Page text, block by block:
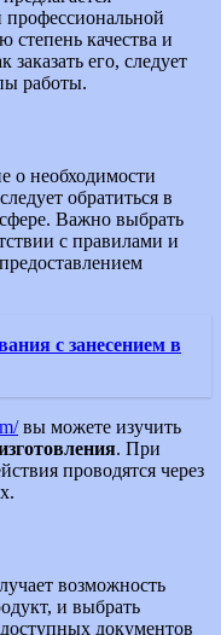
степень качества и
его, следует
работы.
о необходимости
обратиться в
Важно выбрать
с правилами и
предоставлением
с занесением в
вы можете изучить
. При
проводятся через
возможность
и выбрать
документов